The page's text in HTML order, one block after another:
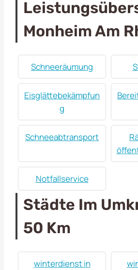
Monheim Am
Schneeräumung
Eisglättebekämpfun
g
Schneeabtransport
Notfallservice
Städte Im
50 Km
winterdienst in